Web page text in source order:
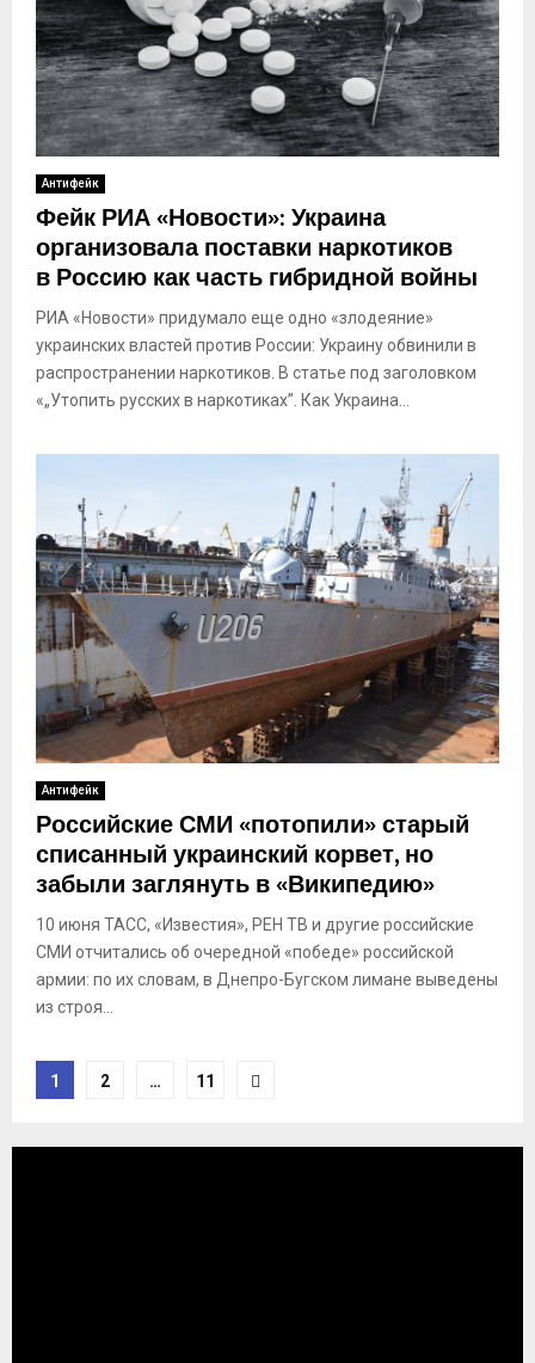
Антифейк
Фейк РИА «Новости»: Украина
организовала поставки наркотиков
в Россию как часть гибридной войны
РИА «Новости» придумало еще одно «злодеяние»
украинских властей против России: Украину обвинили в
распространении наркотиков. В статье под заголовком
«„Утопить русских в наркотиках”. Как Украина...
Антифейк
Российские СМИ «потопили» старый
списанный украинский корвет, но
забыли заглянуть в «Википедию»
10 июня ТАСС, «Известия», РЕН ТВ и другие российские
СМИ отчитались об очередной «победе» российской
армии: по их словам, в Днепро-Бугском лимане выведены
из строя...
Пагинация
1 2 … 11